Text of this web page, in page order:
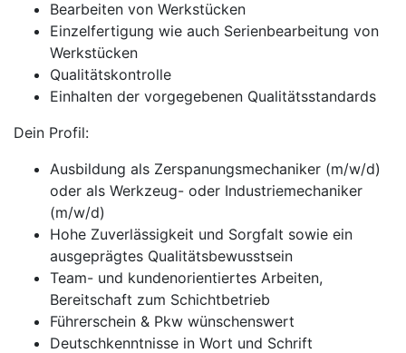
Bearbeiten von Werkstücken
Einzelfertigung wie auch Serienbearbeitung von
Werkstücken
Qualitätskontrolle
Einhalten der vorgegebenen Qualitätsstandards
Dein Profil:
Ausbildung als Zerspanungsmechaniker (m/w/d)
oder als Werkzeug- oder Industriemechaniker
(m/w/d)
Hohe Zuverlässigkeit und Sorgfalt sowie ein
ausgeprägtes Qualitätsbewusstsein
Team- und kundenorientiertes Arbeiten,
Bereitschaft zum Schichtbetrieb
Führerschein & Pkw wünschenswert
Deutschkenntnisse in Wort und Schrift